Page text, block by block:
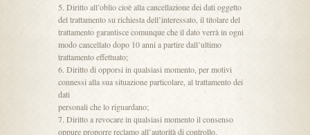
5. Diritto all’oblio cioè alla cancellazione dei dati oggetto
del trattamento su richiesta dell’interessato, il titolare del
trattamento garantisce comunque che il dato verrà in ogni
modo cancellato dopo 10 anni a partire dall’ultimo
trattamento effettuato;
6. Diritto di opporsi in qualsiasi momento, per motivi
connessi alla sua situazione particolare, al trattamento dei
dati
personali che lo riguardano;
7. Diritto a revocare in qualsiasi momento il consenso
oppure proporre reclamo all’autorità di controllo.